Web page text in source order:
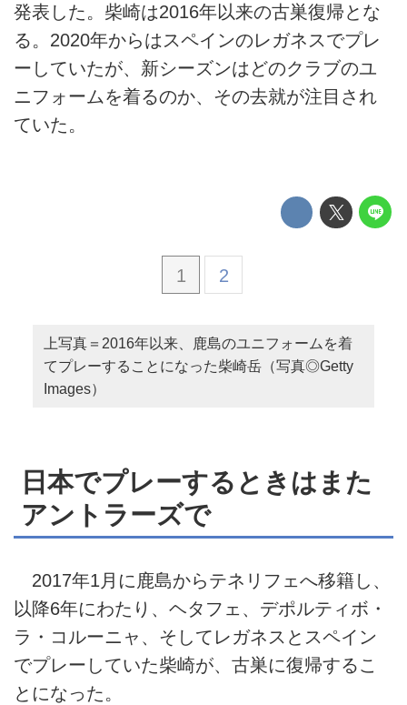
発表した。柴崎は2016年以来の古巣復帰とな
る。2020年からはスペインのレガネスでプレ
ーしていたが、新シーズンはどのクラブのユ
ニフォームを着るのか、その去就が注目され
ていた。
1 2
上写真＝2016年以来、鹿島のユニフォームを着
てプレーすることになった柴崎岳（写真◎Getty
Images）
日本でプレーするときはまた
アントラーズで
2017年1月に鹿島からテネリフェへ移籍し、
以降6年にわたり、ヘタフェ、デポルティボ・
ラ・コルーニャ、そしてレガネスとスペイン
でプレーしていた柴崎が、古巣に復帰するこ
とになった。